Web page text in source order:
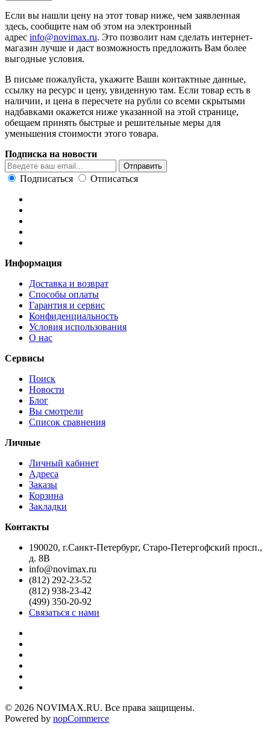
Если вы нашли цену на этот товар ниже, чем заявленная
здесь, сообщите нам об этом на электронный
адрес info@novimax.ru. Это позволит нам сделать интернет-
магазин лучше и даст возможность предложить Вам более
выгодные условия.
В письме пожалуйста, укажите Ваши контактные данные,
ссылку на ресурс и цену, увиденную там. Если товар есть в
наличии, и цена в пересчете на рубли со всеми скрытыми
надбавками окажется ниже указанной на этой странице,
обещаем принять быстрые и решительные меры для
уменьшения стоимости этого товара.
Подписка на новости
Подписаться Отписаться
Информация
Доставка и возврат
Способы оплаты
Гарантия и сервис
Конфиденциальность
Условия использования
О нас
Сервисы
Поиск
Новости
Блог
Вы смотрели
Список сравнения
Личные
Личный кабинет
Адреса
Заказы
Корзина
Закладки
Контакты
190020, г.Санкт-Петербург, Старо-Петергофский просп.,
д. 8В
info@novimax.ru
(812) 292-23-52
(812) 938-23-42
(499) 350-20-92
Связаться с нами
© 2026 NOVIMAX.RU. Все права защищены.
Powered by nopCommerce